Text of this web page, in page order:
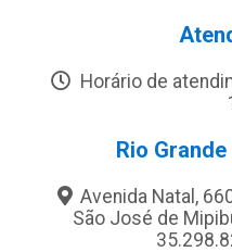
Horário de
Rio
Avenida Natal,
São José de